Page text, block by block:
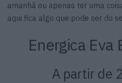
amanhã ou apenas ter uma
aqui fica algo que pode ser do
Energica Eva
A partir de